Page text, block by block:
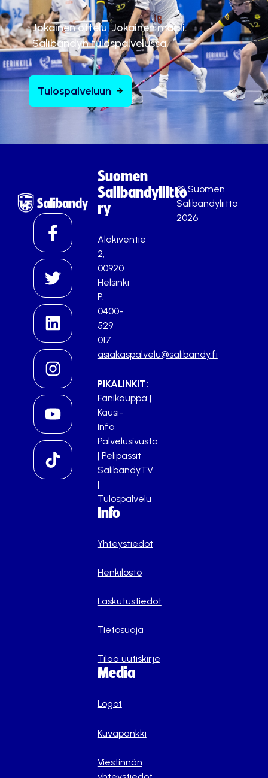
Jokainen ottelu. Jokainen maali.
Salibandyn tulospalvelussa.
Tulospalveluun
Suomen
Salibandyliitto
ry
Alakiventie
2,
00920
Helsinki
P.
0400-
529
017
asiakaspalvelu@salibandy.fi
PIKALINKIT:
Fanikauppa |
Kausi-
info
Palvelusivusto
| Pelipassit
SalibandyTV
|
Tulospalvelu
Info
Yhteystiedot
Henkilöstö
Laskutustiedot
Tietosuoja
Tilaa uutiskirje
Media
Logot
Kuvapankki
Viestinnän
© Suomen
Salibandyliitto
2026